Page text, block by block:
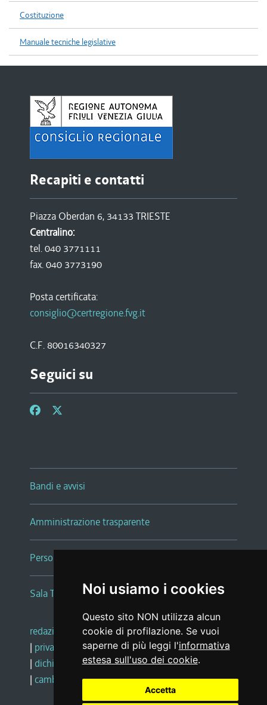
Noi usiamo i cookies
Questo sito NON utilizza alcun
cookie di profilazione. Se vuoi
saperne di più leggi l'informativa
estesa sull'uso dei cookie.
Accetta
Costituzione
Manuale tecniche legislative
Recapiti e contatti
Piazza Oberdan 6, 34133 TRIESTE
Centralino:
tel. 040 3771111
fax. 040 3773190
Posta certificata:
consiglio@certregione.fvg.it
C.F. 80016340327
Seguici su
Bandi e avvisi
Amministrazione trasparente
Persone e Uffici
Sala Tiziano Tessitori
redazione web |note legali |glossario
| privacy
social media policy
| dichiarazione di accessibilità |feedback
| cambio preferenze cookie